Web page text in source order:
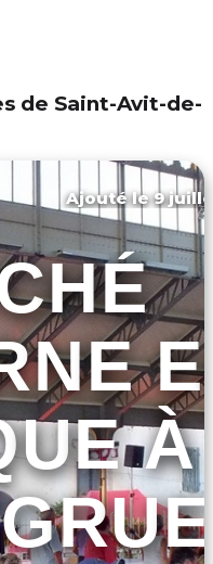
de Saint-Avit-de-
Ajouté le 9
À